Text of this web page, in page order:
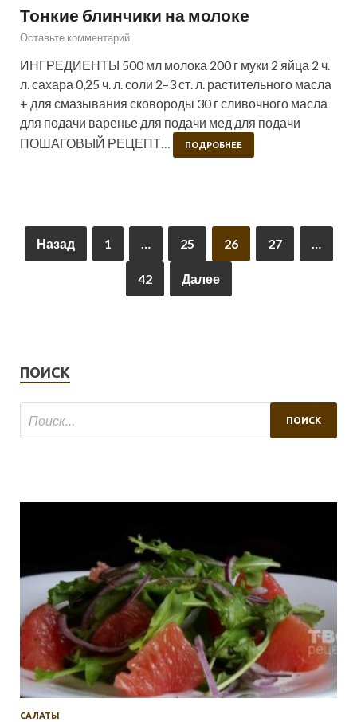
Тонкие блинчики на молоке
Оставьте комментарий
ИНГРЕДИЕНТЫ 500 мл молока 200 г муки 2 яйца 2 ч.
л. сахара 0,25 ч. л. соли 2–3 ст. л. растительного масла
+ для смазывания сковороды 30 г сливочного масла
для подачи варенье для подачи мед для подачи
ПОШАГОВЫЙ РЕЦЕПТ…
ПОДРОБНЕЕ
Назад 1 … 25 26 27 …
42 Далее
ПОИСК
САЛАТЫ